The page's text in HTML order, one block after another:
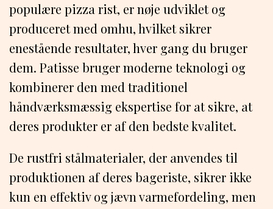
populære pizza rist, er nøje udviklet og
produceret med omhu, hvilket sikrer
enestående resultater, hver gang du bruger
dem. Patisse bruger moderne teknologi og
kombinerer den med traditionel
håndværksmæssig ekspertise for at sikre, at
deres produkter er af den bedste kvalitet.
De rustfri stålmaterialer, der anvendes til
produktionen af deres bageriste, sikrer ikke
kun en effektiv og jævn varmefordeling, men